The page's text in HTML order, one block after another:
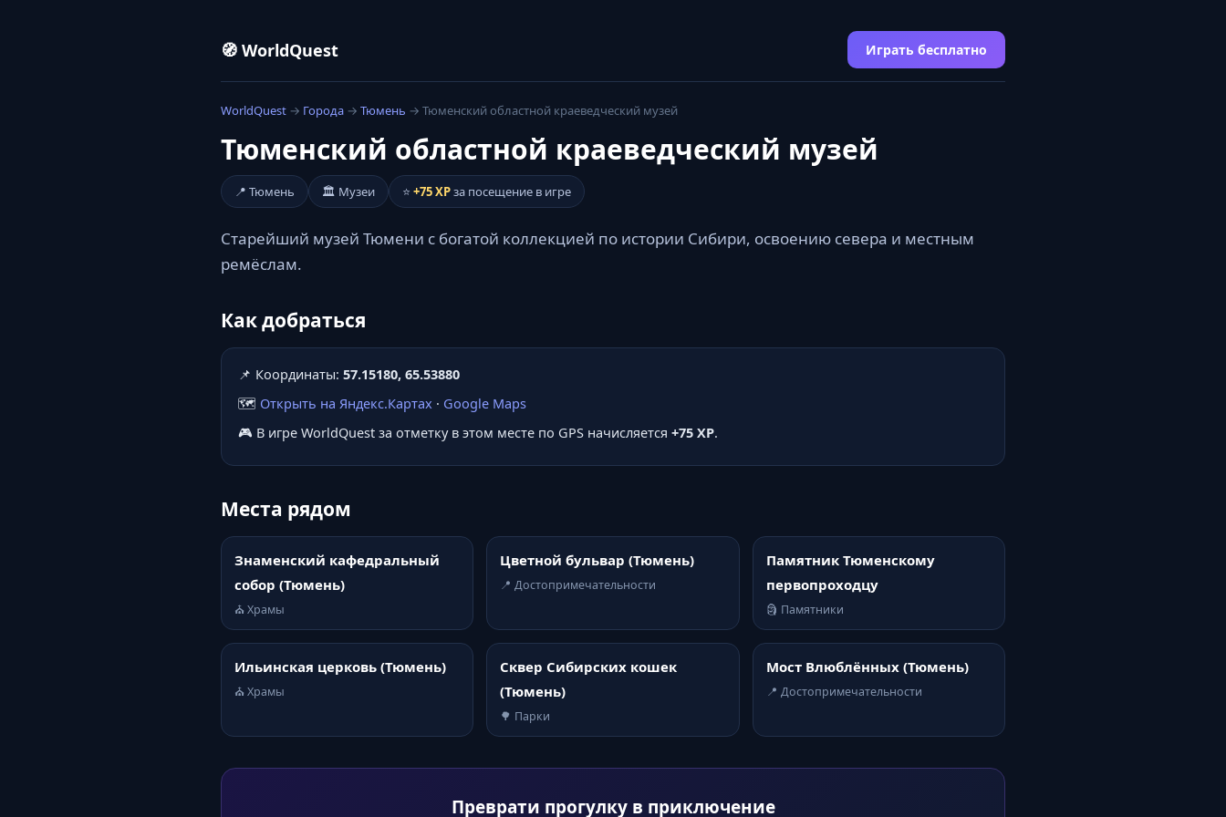
🧭 WorldQuest Играть бесплатно
WorldQuest → Города → Тюмень → Тюменский областной краеведческий музей
Тюменский областной краеведческий музей
📍 Тюмень 🏛️ Музеи ⭐ +75 XPза посещение в игре
Старейший музей Тюмени с богатой коллекцией по истории Сибири, освоению севера и местным
ремёслам.
Как добраться
📌 Координаты: 57.15180, 65.53880
🗺️ Открыть на Яндекс.Картах · Google Maps
🎮 В игре WorldQuest за отметку в этом месте по GPS начисляется +75 XP.
Места рядом
Знаменский кафедральный
собор (Тюмень)
⛪ Храмы
Цветной бульвар (Тюмень)
📍 Достопримечательности
Памятник Тюменскому
первопроходцу
🗿 Памятники
Ильинская церковь (Тюмень)
⛪ Храмы
Сквер Сибирских кошек
(Тюмень)
🌳 Парки
Мост Влюблённых (Тюмень)
📍 Достопримечательности
Преврати прогулку в приключение